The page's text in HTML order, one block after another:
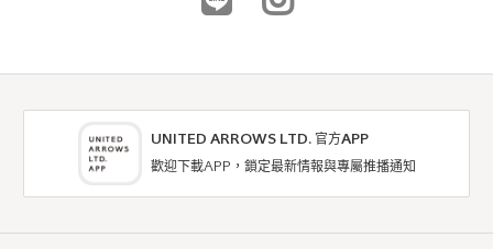
UNITED ARROWS LTD. 官方APP
歡迎下載APP，鎖定最新情報與專屬推播通知